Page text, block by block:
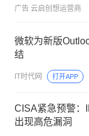
广告 云启创想运营商
微软为新版
结
IT时代网 打开APP
CISA紧急预警：
出现高危漏洞